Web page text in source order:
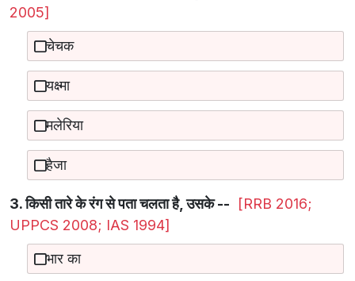
2005]
चेचक
यक्ष्मा
मलेरिया
हैजा
3. किसी तारे के रंग से पता चलता है, उसके --
[RRB 2016;
UPPCS 2008; IAS 1994]
भार का